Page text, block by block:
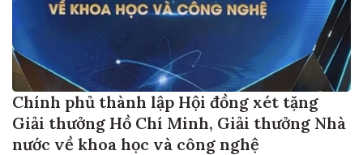
Chính phủ thành lập Hội đồng xét tặng
Giải thưởng Hồ Chí Minh, Giải thưởng Nhà
nước về khoa học và công nghệ